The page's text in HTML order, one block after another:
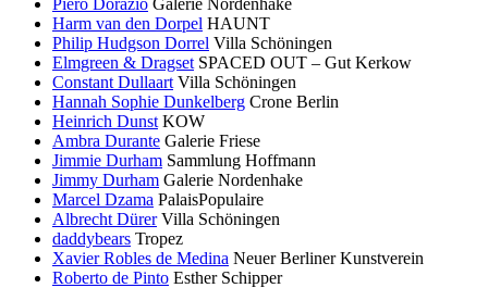
Harm van den Dorpel HAUNT
Philip Hudgson Dorrel Villa Schöningen
Elmgreen & Dragset SPACED OUT – Gut Kerkow
Constant Dullaart Villa Schöningen
Hannah Sophie Dunkelberg Crone Berlin
Heinrich Dunst KOW
Ambra Durante Galerie Friese
Jimmie Durham Sammlung Hoffmann
Jimmy Durham Galerie Nordenhake
Marcel Dzama PalaisPopulaire
Albrecht Dürer Villa Schöningen
daddybears Tropez
Xavier Robles de Medina Neuer Berliner Kunstverein
Roberto de Pinto Esther Schipper